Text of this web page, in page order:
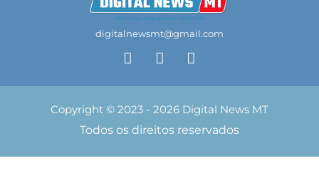
digitalnewsmt@gmail.com
Copyright © 2023 - 2026 Digital News MT
Todos os direitos reservados